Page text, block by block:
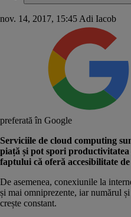
nov. 14, 2017, 15:45 Adi Iacob
preferată în Google
Serviciile de cloud computing
piață și pot spori
faptului că oferă accesibilitate
De asemenea, conexiunile la
și mai omniprezente, iar numărul
crește constant.